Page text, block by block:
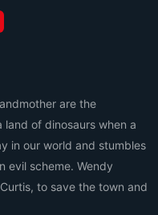
are the
of dinosaurs when a
in our world and stumbles
evil scheme. Wendy
to save the town and